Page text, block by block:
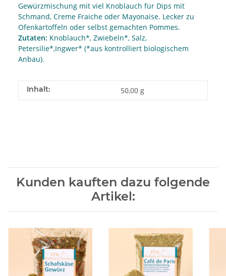
Gewürzmischung mit viel Knoblauch für Dips mit
Schmand, Creme Fraiche oder Mayonaise. Lecker zu
Ofenkartoffeln oder selbst gemachten Pommes.
Zutaten: Knoblauch*, Zwiebeln*, Salz,
Petersilie*,Ingwer* (*aus kontrolliert biologischem
Anbau).
Inhalt: 50,00 g
Kunden kauften dazu folgende
Artikel: